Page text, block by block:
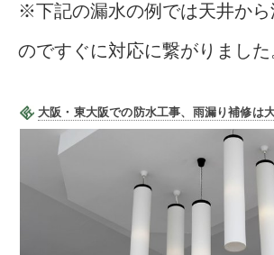
※下記の漏水の例では天井から
のですぐに対応に繋がりました